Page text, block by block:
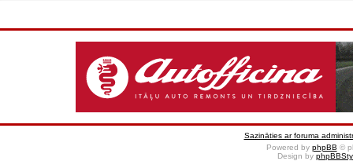
Sazināties ar foruma
Powered by phpBB ©
Design by